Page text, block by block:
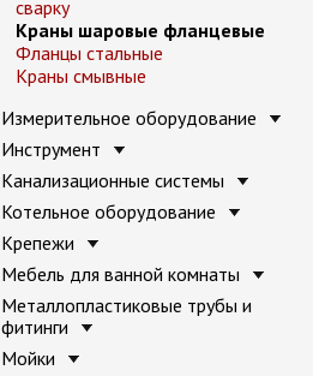
сварку
Краны шаровые фланцевые
Фланцы стальные
Краны смывные
Измерительное оборудование
Инструмент
Канализационные системы
Котельное оборудование
Крепежи
Мебель для ванной комнаты
Металлопластиковые трубы и
фитинги
Мойки